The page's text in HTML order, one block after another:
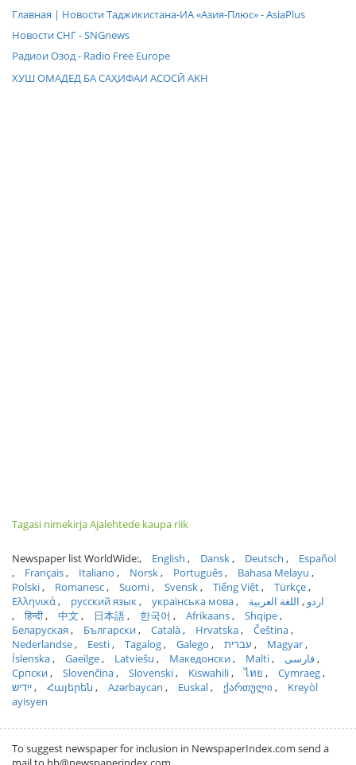
Главная | Новости Таджикистана-ИА «Азия-Плюс» - AsiaPlus
Новости СНГ - SNGnews
Радиои Озод - Radio Free Europe
ХУШ ОМАДЕД БА САҲИФАИ АСОСӢ AKH
Tagasi nimekirja Ajalehtede kaupa riik
Newspaper list WorldWide: English Dansk Deutsch
Español
Français
Italiano Norsk Português
Bahasa Melayu
Polski
Romanesc Suomi Svensk Tiếng Việt
Türkçe
Ελληνικά
русский язык українська мова اردو
اللغة العربية
हिन्दी
中文 日本語 한국어 Afrikaans
Shqipe
Беларуская
Български Català Hrvatska
Čeština
Nederlandse
Eesti Tagalog Galego עברית
Magyar
Íslenska
Gaeilge Latviešu Македонски Malti
فارسی
Српски
Slovenčina Slovenski Kiswahili ไทย
Cymraeg
ייִדיש
Հայերեն Azərbaycan Euskal ქართული
Kreyòl
ayisyen
To suggest newspaper for inclusion in NewspaperIndex.com send a